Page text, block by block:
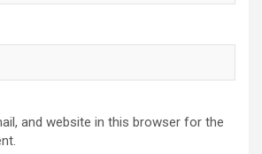
and website in this browser for the